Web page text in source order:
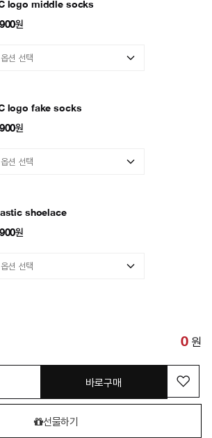
logo middle socks
원
logo fake socks
원
shoelace
원
0 원
바로구매
선물하기